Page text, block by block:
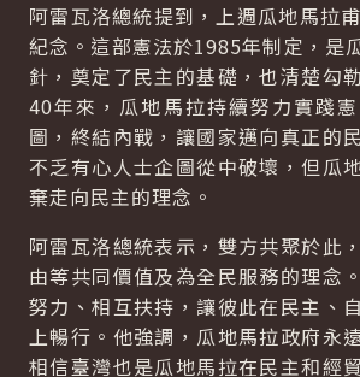
阿雷瓦洛總統提到，上週瓜地馬拉
紀念。這部憲法於1985年制定，是
針，奠定了民主的基礎，也清楚勾
40年來，瓜地馬拉持續努力實踐
圖，終結內戰，讓國家邁向真正的
不乏有心人士企圖從中破壞，但瓜
棄走向民主的理念。
阿雷瓦洛總統表示，雙方共聚於此
由等共同價值及為全民服務的理念
努力、相互扶持，讓彼此在民主、
上暢行。他強調，瓜地馬拉政府永
相信臺灣也是瓜地馬拉在民主和經